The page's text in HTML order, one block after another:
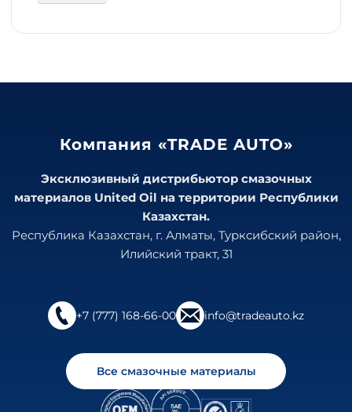
Компания «TRADE AUTO»
Эксклюзивный дистрибьютор смазочных
материалов United Oil на территории Республики
Казахстан.
Республика Казахстан, г. Алматы, Турксибский район,
Илийский тракт, 31
+7 (777) 168-66-00 info@tradeauto.kz
Все смазочные материалы